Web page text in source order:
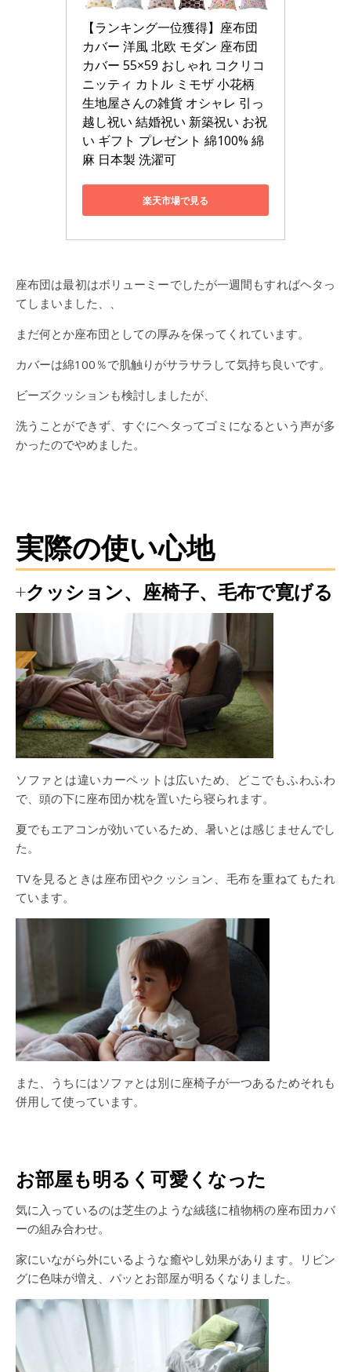
【ランキング一位獲得】座布団
カバー 洋風 北欧 モダン 座布団
カバー 55×59 おしゃれ コクリコ
ニッティ カトル ミモザ 小花柄
生地屋さんの雑貨 オシャレ 引っ
越し祝い 結婚祝い 新築祝い お祝
い ギフト プレゼント 綿100% 綿
麻 日本製 洗濯可
楽天市場で見る
座布団は最初はボリューミーでしたが一週間もすればヘタっ
てしまいました、、
まだ何とか座布団としての厚みを保ってくれています。
カバーは綿100％で肌触りがサラサラして気持ち良いです。
ビーズクッションも検討しましたが、
洗うことができず、すぐにヘタってゴミになるという声が多
かったのでやめました。
実際の使い心地
+クッション、座椅子、毛布で寛げる
ソファとは違いカーペットは広いため、どこでもふわふわ
で、頭の下に座布団か枕を置いたら寝られます。
夏でもエアコンが効いているため、暑いとは感じませんでし
た。
TVを見るときは座布団やクッション、毛布を重ねてもたれ
ています。
また、うちにはソファとは別に座椅子が一つあるためそれも
併用して使っています。
お部屋も明るく可愛くなった
気に入っているのは芝生のような絨毯に植物柄の座布団カバ
ーの組み合わせ。
家にいながら外にいるような癒やし効果があります。リビン
グに色味が増え、パッとお部屋が明るくなりました。